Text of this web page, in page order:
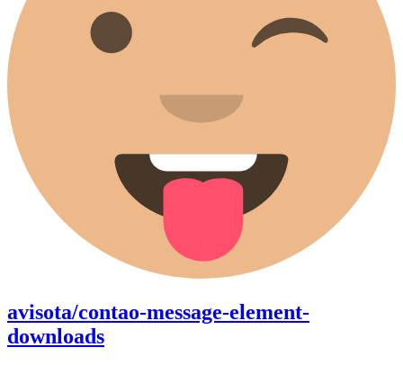
avisota/contao-message-element-
downloads